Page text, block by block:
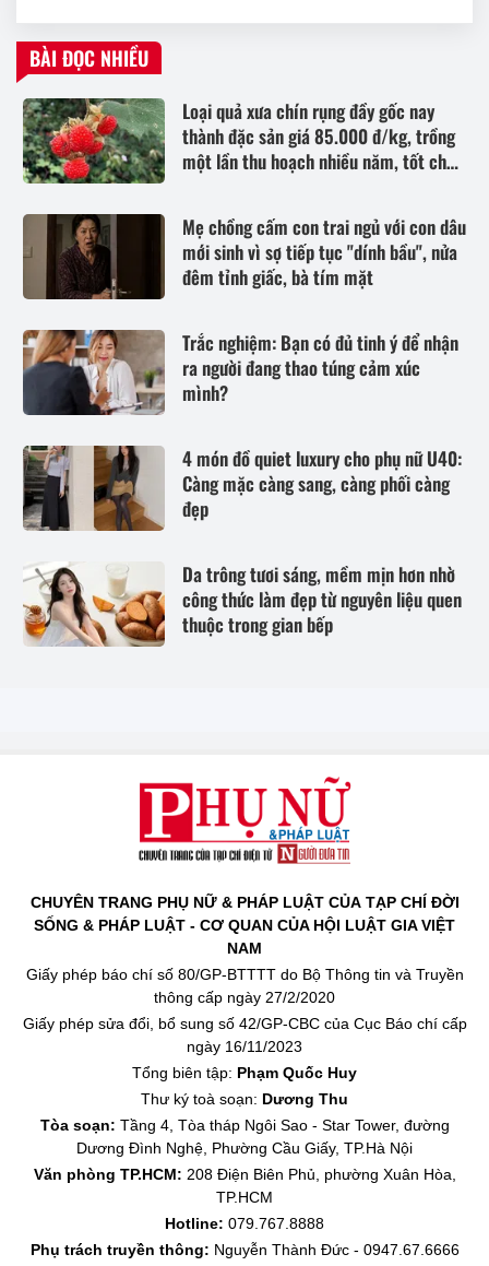
BÀI ĐỌC NHIỀU
Loại quả xưa chín rụng đầy gốc nay
thành đặc sản giá 85.000 đ/kg, trồng
một lần thu hoạch nhiều năm, tốt cho
Mẹ chồng cấm con trai ngủ với con dâu
mới sinh vì sợ tiếp tục "dính bầu", nửa
đêm tỉnh giấc, bà tím mặt
Trắc nghiệm: Bạn có đủ tinh ý để nhận
ra người đang thao túng cảm xúc
mình?
4 món đồ quiet luxury cho phụ nữ U40:
Càng mặc càng sang, càng phối càng
đẹp
Da trông tươi sáng, mềm mịn hơn nhờ
công thức làm đẹp từ nguyên liệu quen
thuộc trong gian bếp
CHUYÊN TRANG PHỤ NỮ & PHÁP LUẬT CỦA TẠP CHÍ ĐỜI
SỐNG & PHÁP LUẬT - CƠ QUAN CỦA HỘI LUẬT GIA VIỆT
NAM
Giấy phép báo chí số 80/GP-BTTTT do Bộ Thông tin và Truyền
thông cấp ngày 27/2/2020
Giấy phép sửa đổi, bổ sung số 42/GP-CBC của Cục Báo chí cấp
ngày 16/11/2023
Tổng biên tập: Phạm Quốc Huy
Thư ký toà soạn: Dương Thu
Tòa soạn: Tầng 4, Tòa tháp Ngôi Sao - Star Tower, đường
Dương Đình Nghệ, Phường Cầu Giấy, TP.Hà Nội
Văn phòng TP.HCM: 208 Điện Biên Phủ, phường Xuân Hòa,
TP.HCM
Hotline: 079.767.8888
Phụ trách truyền thông: Nguyễn Thành Đức - 0947.67.6666